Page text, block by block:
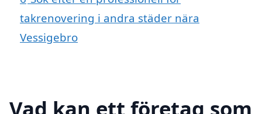
takrenovering i andra städer nära
Vessigebro
Vad kan ett företag som